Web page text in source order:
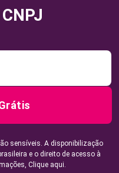
sensíveis. A disponibilização
e o direito de acesso à
Clique aqui.